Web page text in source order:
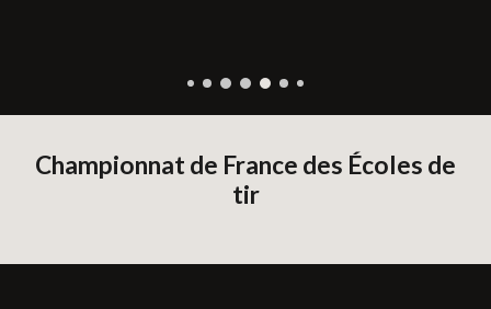
Championnat de France des Écoles de
tir